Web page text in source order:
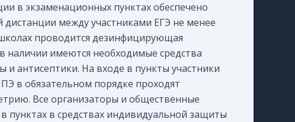
в экзаменационных пунктах обеспечено
между участниками ЕГЭ не менее
проводится дезинфицирующая
наличии имеются необходимые средства
антисептики. На входе в пункты участники
в обязательном порядке проходят
Все организаторы и общественные
пунктах в средствах индивидуальной защиты